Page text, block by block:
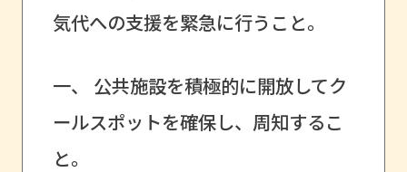
気代への支援を緊急に行うこと。
一、 公共施設を積極的に開放してク
ールスポットを確保し、周知するこ
と。